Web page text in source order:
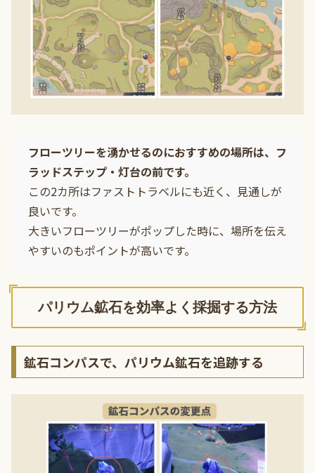
フローツリーを湧かせるのにおすすめの場所は、フ
ラッドステップ・灯台の前です。
この2カ所はファストトラベルにも近く、見通しが
良いです。
大きいフローツリーがポップした時に、場所を伝え
やすいのもポイントが高いです。
パリウム鉱石を効率よく採掘する方法
鉱石コンパスで、パリウム鉱石を追跡する